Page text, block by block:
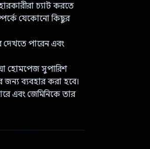
চ্যাট করতে
যেকোনো কিছুর
দেখতে পারেন এবং
যা হোমপেজ সুপারিশ
ব্যবহার করা হবে।
এবং জেমিনিকে তার